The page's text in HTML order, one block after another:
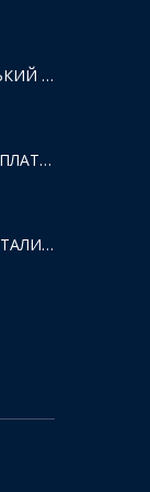
ІНФОРМАЦІЙНО-ПРОСВІТНИЦЬКИЙ ГАЙД «НМТ – НЕ МЕЖА ТВОЇХ МОЖЛИВОСТЕЙ».
НАЦІОНАЛЬНА БЕЗПЕКОВА ВЕБПЛАТФОРМИ «101: ПРОСТІР БЕЗПЕКИ ДЛЯ ДІТЕЙ,БАТЬКІВ ТА ОСВІТЯН»:
ПЕДАГОГИ НАШОЇ ШКОЛИ ЗАВІТАЛИ ДО ZENYK ART GALLERY